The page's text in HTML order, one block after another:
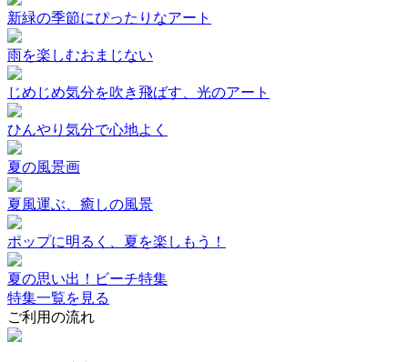
新緑の季節にぴったりなアート
雨を楽しむおまじない
じめじめ気分を吹き飛ばす、光のアート
ひんやり気分で心地よく
夏の風景画
夏風運ぶ、癒しの風景
ポップに明るく、夏を楽しもう！
夏の思い出！ビーチ特集
特集一覧を見る
ご利用の流れ